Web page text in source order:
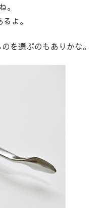
。
よ。
を選ぶのもありかな。